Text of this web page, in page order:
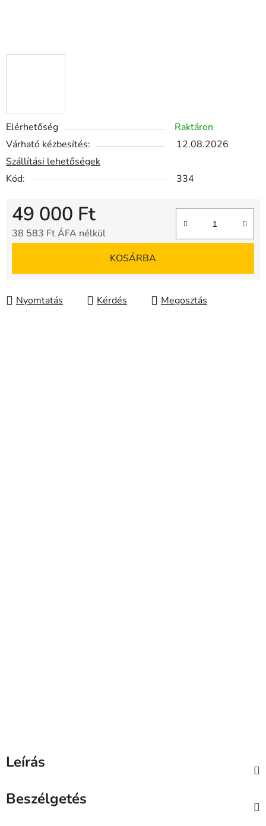
Elérhetőség
Raktáron
Várható kézbesítés:
12.08.2026
Szállítási lehetőségek
Kód:
334
49 000 Ft
38 583 Ft ÁFA nélkül
KOSÁRBA
Nyomtatás Kérdés Megosztás
Leírás
Beszélgetés